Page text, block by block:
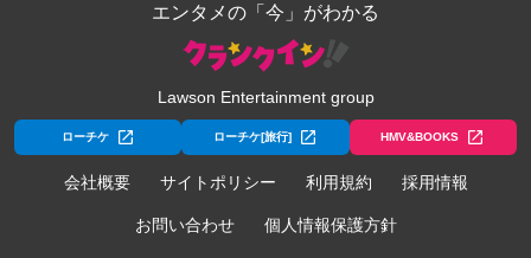
エンタメの「今」がわかる
Lawson Entertainment group
ローチケ ローチケ[旅行] HMV&BOOKS
会社概要 サイトポリシー 利用規約 採用情報
お問い合わせ 個人情報保護方針